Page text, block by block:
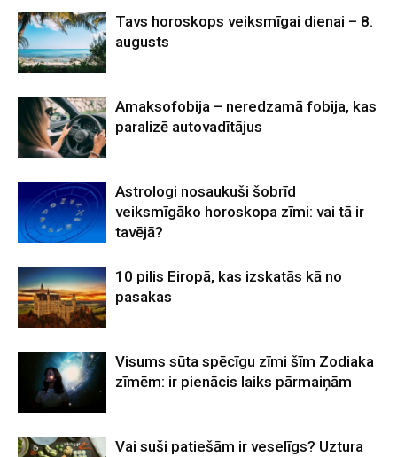
Tavs horoskops veiksmīgai dienai – 8.
augusts
Amaksofobija – neredzamā fobija, kas
paralizē autovadītājus
Astrologi nosaukuši šobrīd
veiksmīgāko horoskopa zīmi: vai tā ir
tavējā?
10 pilis Eiropā, kas izskatās kā no
pasakas
Visums sūta spēcīgu zīmi šīm Zodiaka
zīmēm: ir pienācis laiks pārmaiņām
Vai suši patiešām ir veselīgs? Uztura